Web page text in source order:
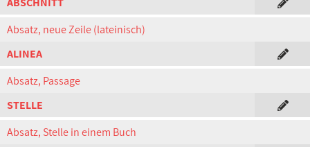
Absatz, neue Zeile (lateinisch)
ALINEA
Absatz, Passage
STELLE
Absatz, Stelle in einem Buch